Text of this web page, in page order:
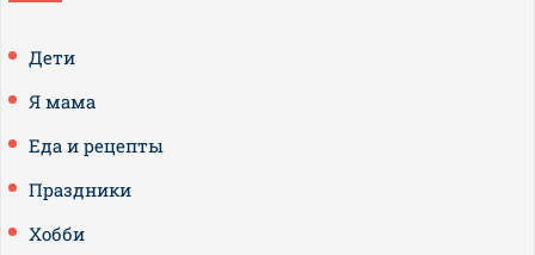
Дети
Я мама
Еда и рецепты
Праздники
Хобби